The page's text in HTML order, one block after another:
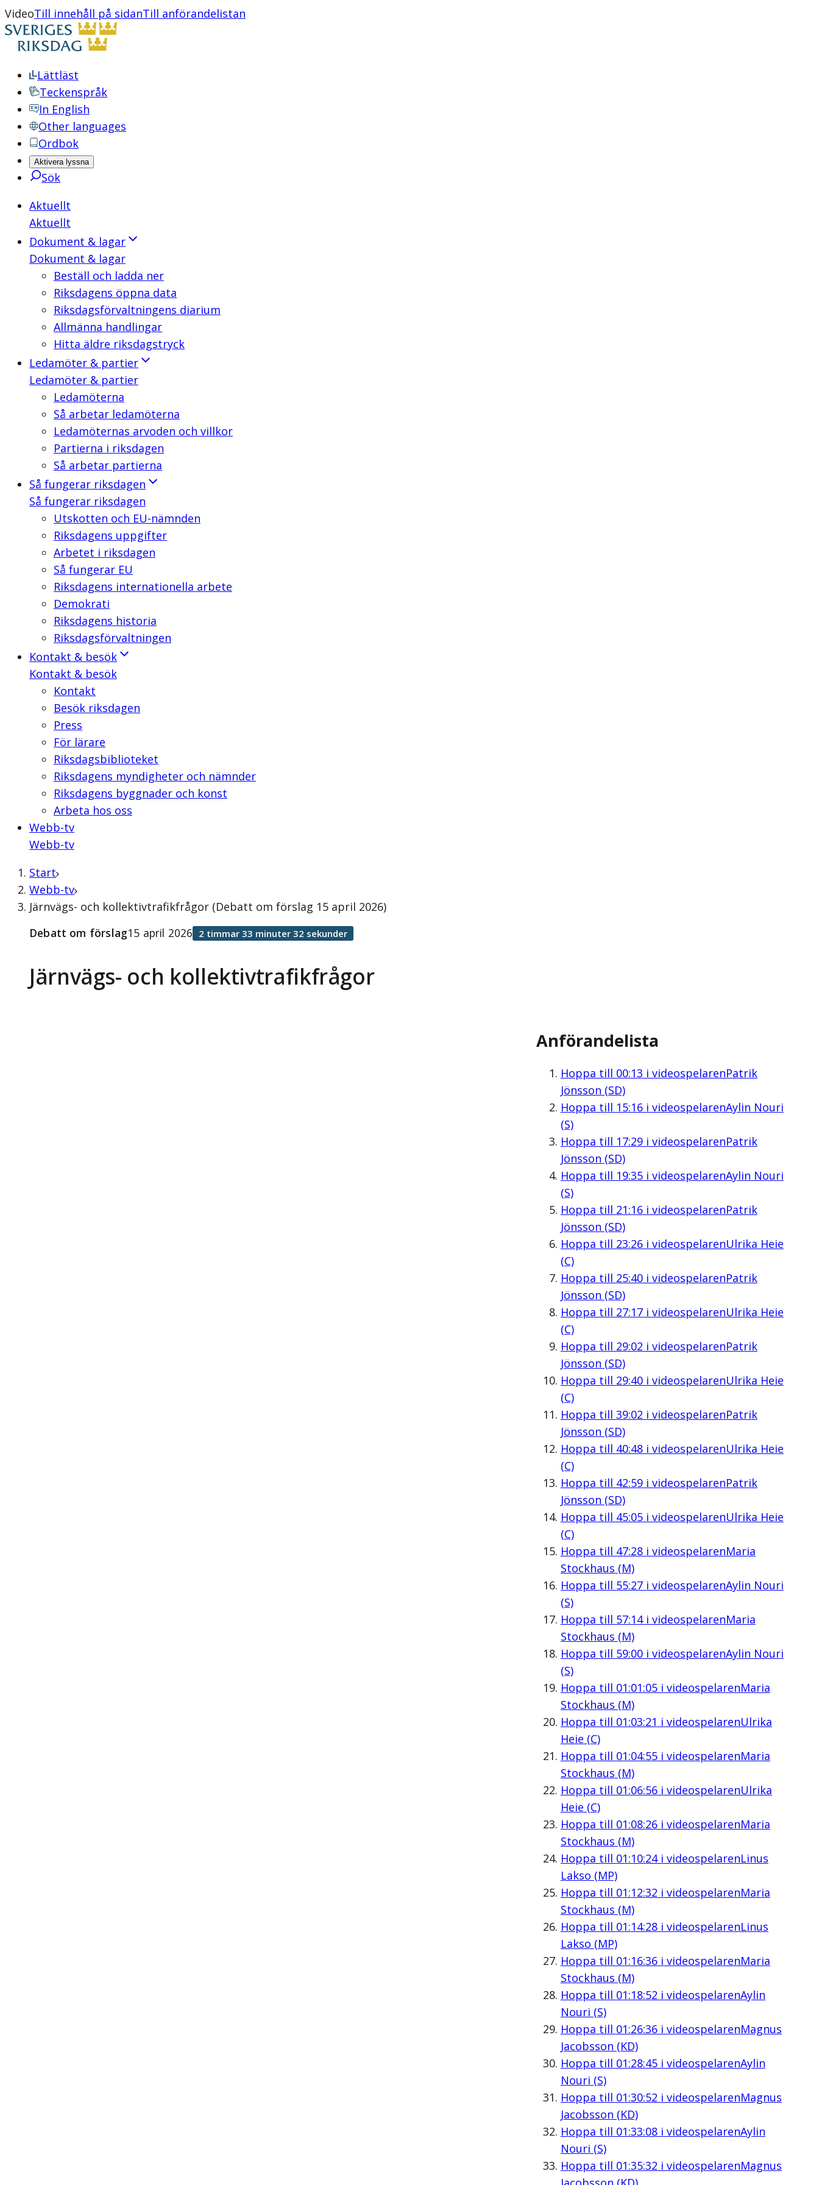
VideoTill innehåll på sidanTill anförandelistan
Lättläst
Teckenspråk
In English
Other languages
Ordbok
Aktivera lyssna
Sök
Aktuellt
Aktuellt
Dokument & lagar
Dokument & lagar
Beställ och ladda ner
Riksdagens öppna data
Riksdagsförvaltningens diarium
Allmänna handlingar
Hitta äldre riksdagstryck
Ledamöter & partier
Ledamöter & partier
Ledamöterna
Så arbetar ledamöterna
Ledamöternas arvoden och villkor
Partierna i riksdagen
Så arbetar partierna
Så fungerar riksdagen
Så fungerar riksdagen
Utskotten och EU-nämnden
Riksdagens uppgifter
Arbetet i riksdagen
Så fungerar EU
Riksdagens internationella arbete
Demokrati
Riksdagens historia
Riksdagsförvaltningen
Kontakt & besök
Kontakt & besök
Kontakt
Besök riksdagen
Press
För lärare
Riksdagsbiblioteket
Riksdagens myndigheter och nämnder
Riksdagens byggnader och konst
Arbeta hos oss
Webb-tv
Webb-tv
Start
Webb-tv
Järnvägs- och kollektivtrafikfrågor (Debatt om förslag 15 april 2026)
Järnvägs- och kollektivtrafikfrågor
Debatt om förslag15 april 2026 2 timmar 33 minuter 32 sekunder
Anförandelista
Hoppa till 00:13 i videospelarenPatrik
Jönsson (SD)
Hoppa till 15:16i videospelarenAylin Nouri
(S)
Hoppa till 17:29i videospelarenPatrik
Jönsson (SD)
Hoppa till 19:35i videospelarenAylin Nouri
(S)
Hoppa till 21:16i videospelarenPatrik
Jönsson (SD)
Hoppa till 23:26i videospelarenUlrika Heie
(C)
Hoppa till 25:40i videospelarenPatrik
Jönsson (SD)
Hoppa till 27:17i videospelarenUlrika Heie
(C)
Hoppa till 29:02 i videospelarenPatrik
Jönsson (SD)
Hoppa till 29:40i videospelarenUlrika Heie
(C)
Hoppa till 39:02 i videospelarenPatrik
Jönsson (SD)
Hoppa till 40:48i videospelarenUlrika Heie
(C)
Hoppa till 42:59i videospelarenPatrik
Jönsson (SD)
Hoppa till 45:05i videospelarenUlrika Heie
(C)
Hoppa till 47:28i videospelarenMaria
Stockhaus (M)
Hoppa till 55:27i videospelarenAylin Nouri
(S)
Hoppa till 57:14i videospelarenMaria
Stockhaus (M)
Hoppa till 59:00i videospelarenAylin Nouri
(S)
Hoppa till 01:01:05i videospelarenMaria
Stockhaus (M)
Hoppa till 01:03:21 i videospelarenUlrika
Heie (C)
Hoppa till 01:04:55i videospelarenMaria
Stockhaus (M)
Hoppa till 01:06:56i videospelarenUlrika
Heie (C)
Hoppa till 01:08:26i videospelarenMaria
Stockhaus (M)
Hoppa till 01:10:24i videospelarenLinus
Lakso (MP)
Hoppa till 01:12:32 i videospelarenMaria
Stockhaus (M)
Hoppa till 01:14:28i videospelarenLinus
Lakso (MP)
Hoppa till 01:16:36i videospelarenMaria
Stockhaus (M)
Hoppa till 01:18:52 i videospelarenAylin
Nouri (S)
Hoppa till 01:26:36i videospelarenMagnus
Jacobsson (KD)
Hoppa till 01:28:45i videospelarenAylin
Nouri (S)
Hoppa till 01:30:52 i videospelarenMagnus
Jacobsson (KD)
Hoppa till 01:33:08i videospelarenAylin
Nouri (S)
Hoppa till 01:35:32 i videospelarenMagnus